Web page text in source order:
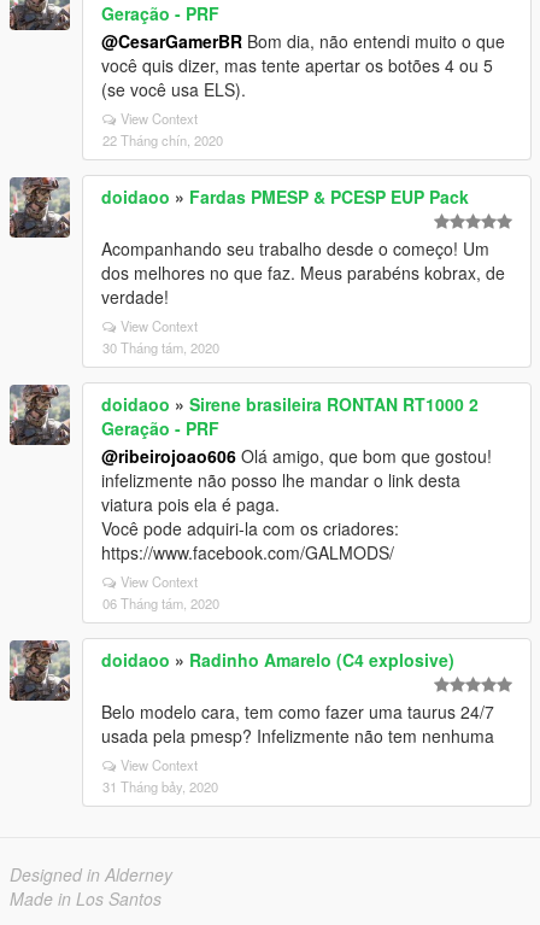
Geração - PRF
@CesarGamerBR Bom dia, não entendi muito o que
você quis dizer, mas tente apertar os botões 4 ou 5
(se você usa ELS).
View Context
22 Tháng chín, 2020
doidaoo » Fardas PMESP & PCESP EUP Pack
Acompanhando seu trabalho desde o começo! Um
dos melhores no que faz. Meus parabéns kobrax, de
verdade!
View Context
30 Tháng tám, 2020
doidaoo » Sirene brasileira RONTAN RT1000 2
Geração - PRF
@ribeirojoao606 Olá amigo, que bom que gostou!
infelizmente não posso lhe mandar o link desta
viatura pois ela é paga.
Você pode adquiri-la com os criadores:
https://www.facebook.com/GALMODS/
View Context
06 Tháng tám, 2020
doidaoo » Radinho Amarelo (C4 explosive)
Belo modelo cara, tem como fazer uma taurus 24/7
usada pela pmesp? Infelizmente não tem nenhuma
View Context
31 Tháng bảy, 2020
Designed in Alderney
Made in Los Santos